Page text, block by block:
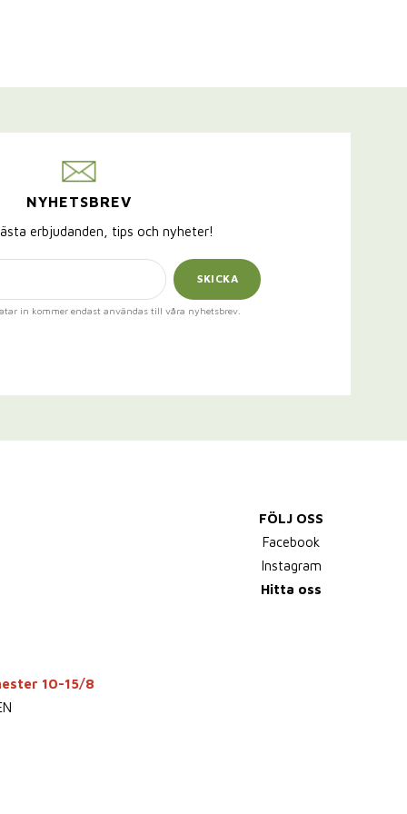
NYHETSBREV
erbjudanden, tips och nyheter!
SKICKA
in kommer endast användas till våra nyhetsbrev.
10-15/8
FÖLJ OSS
Facebook
Instagram
Hitta oss